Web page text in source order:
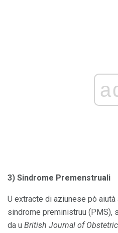
3) Sindrome Premenstruali
U extracte di aziunese pò
sindrome preministruu (PMS),
da u British Journal of